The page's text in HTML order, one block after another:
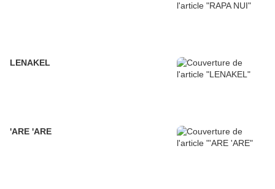
LENAKEL
'ARE 'ARE